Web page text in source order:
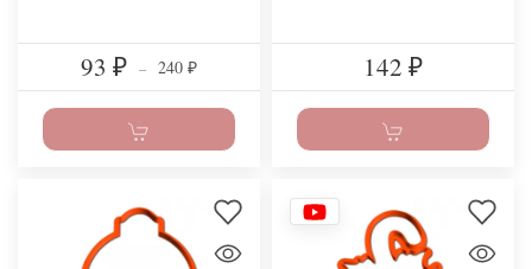
93 ₽ – 240 ₽ 142 ₽